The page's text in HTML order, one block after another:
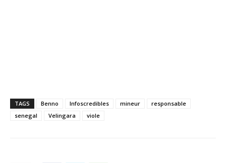
TAGS Benno Infoscredibles mineur
responsable
senegal
Velingara viole